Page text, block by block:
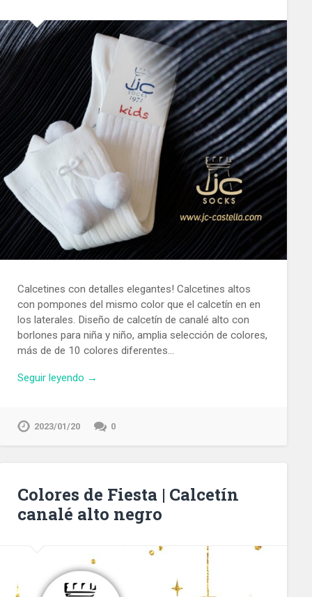
Calcetines con detalles elegantes! Calcetines altos
con pompones del mismo color que el calcetín en en
los laterales. Diseño de calcetín de canalé alto con
borlones para niña y niño, amplia selección de colores,
más de de 10 colores diferentes…
Seguir leyendo →
2023/01/20 0
Colores de Fiesta | Calcetín
canalé alto negro